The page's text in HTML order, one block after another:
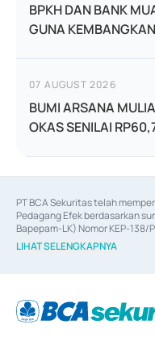
BPKH DAN BANK
GUNA
07 AUGUST 2026
BUMI ARSANA
OKAS SENILAI
PT BCA Sekuritas telah
Pedagang Efek berdasarkan
Bapepam-LK) Nomor KEP-138/
06/D.04/2014 tanggal 28
Efek berdasarkan surat
berdasarkan surat keputusan
67/PM.21/2017 tanggal 3
LIHAT SELENGKAPNYA